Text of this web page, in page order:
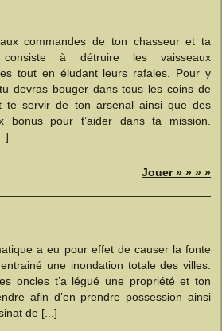
commandes de ton chasseur et ta
consiste à détruire les vaisseaux
tout en éludant leurs rafales. Pour y
devras bouger dans tous les coins de
te servir de ton arsenal ainsi que des
bonus pour t’aider dans ta mission.
Jouer » » » »
a eu pour effet de causer la fonte
une inondation totale des villes.
oncles t’a légué une propriété et ton
afin d’en prendre possession ainsi
de [...]